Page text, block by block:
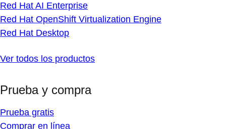
Red Hat AI Enterprise
Red Hat OpenShift Virtualization Engine
Red Hat Desktop
Ver todos los productos
Prueba y compra
Prueba gratis
Comprar en línea